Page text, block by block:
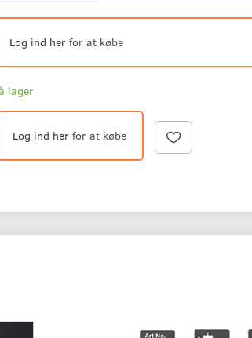
Log ind her for at købe
lager
Log ind her for at købe